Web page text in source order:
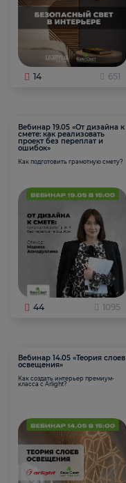
14 651
Вебинар 19.05 «От дизайна к
смете: как реализовать
проект без переплат и
ошибок»
Как подготовить грамотную смету?
44 1095
Вебинар 14.05 «Теория слоев
освещения»
Как создать интерьер премиум-
класса с Arlight?